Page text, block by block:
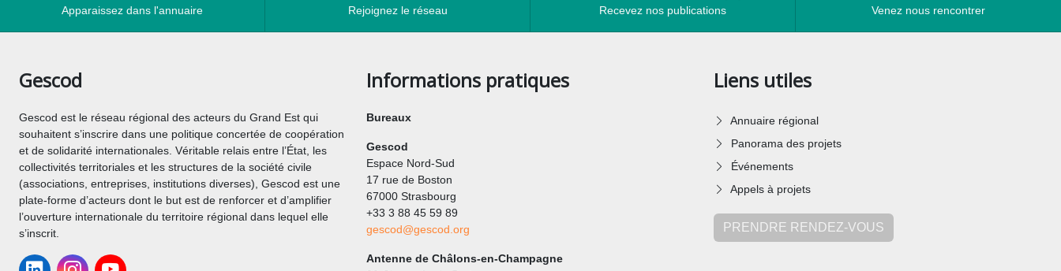
Apparaissez dans l'annuaire Rejoignez le réseau Recevez nos publications Venez nous rencontrer
Gescod
Gescod est le réseau régional des acteurs du Grand Est qui
souhaitent s’inscrire dans une politique concertée de coopération
et de solidarité internationales. Véritable relais entre l’État, les
collectivités territoriales et les structures de la société civile
(associations, entreprises, institutions diverses), Gescod est une
plate-forme d’acteurs dont le but est de renforcer et d’amplifier
l’ouverture internationale du territoire régional dans lequel elle
s’inscrit.
Informations pratiques
Bureaux
Gescod
Espace Nord-Sud
17 rue de Boston
67000 Strasbourg
+33 3 88 45 59 89
gescod@gescod.org
Antenne de Châlons-en-Champagne
Liens utiles
Annuaire régional
Panorama des projets
Événements
Appels à projets
PRENDRE RENDEZ-VOUS